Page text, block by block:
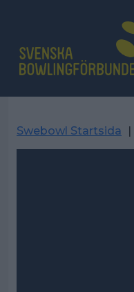
Swebowl Startsida |